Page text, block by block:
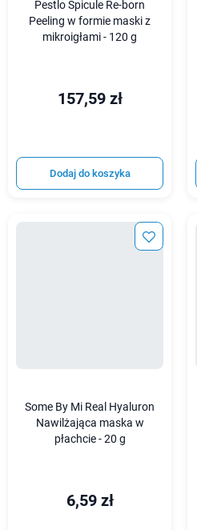
Pestlo Spicule Re-born
Peeling w formie maski z
mikroigłami - 120 g
157,59 zł
Dodaj do koszyka
Some By Mi Real Hyaluron
Nawilżająca maska w
płachcie - 20 g
6,59 zł